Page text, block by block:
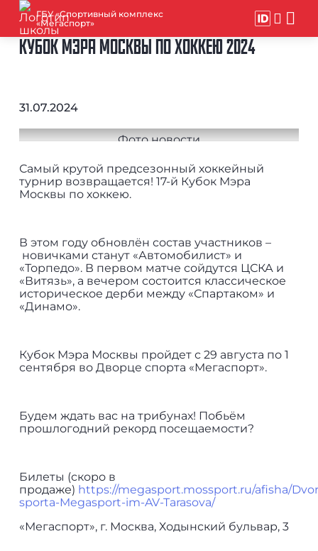
ГБУ «Спортивный комплекс
«Мегаспорт»
КУБОК МЭРА МОСКВЫ ПО ХОККЕЮ 2024
31.07.2024
Самый крутой предсезонный хоккейный
турнир возвращается! 17-й Кубок Мэра
Москвы по хоккею.
В этом году обновлён состав участников –
новичками станут «Автомобилист» и
«Торпедо». В первом матче сойдутся ЦСКА и
«Витязь», а вечером состоится классическое
историческое дерби между «Спартаком» и
«Динамо».
Кубок Мэра Москвы пройдет с 29 августа по 1
сентября во Дворце спорта «Мегаспорт».
Будем ждать вас на трибунах! Побьём
прошлогодний рекорд посещаемости?
Билеты (скоро в
продаже) https://megasport.mossport.ru/afisha/
sporta-Megasport-im-AV-Tarasova/
«Мегаспорт», г. Москва, Ходынский бульвар, 3